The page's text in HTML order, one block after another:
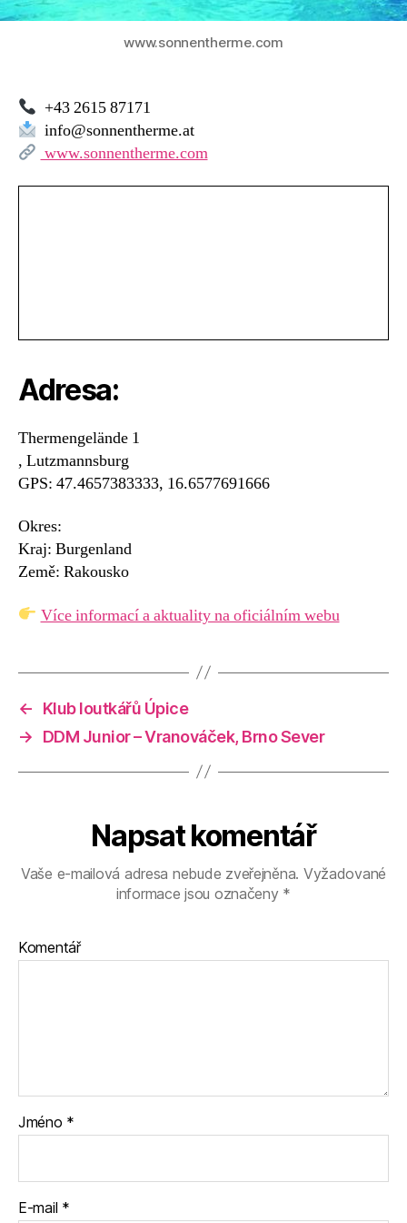
www.sonnentherme.com
+43 2615 87171
info@sonnentherme.at
www.sonnentherme.com
Adresa:
Thermengelände 1
, Lutzmannsburg
GPS: 47.4657383333, 16.6577691666
Okres:
Kraj: Burgenland
Země: Rakousko
Více informací a aktuality na oficiálním webu
←
Klub loutkářů Úpice
→
DDM Junior – Vranováček, Brno Sever
Napsat komentář
Vaše e-mailová adresa nebude zveřejněna. Vyžadované
informace jsou označeny *
Komentář
Jméno *
E-mail *